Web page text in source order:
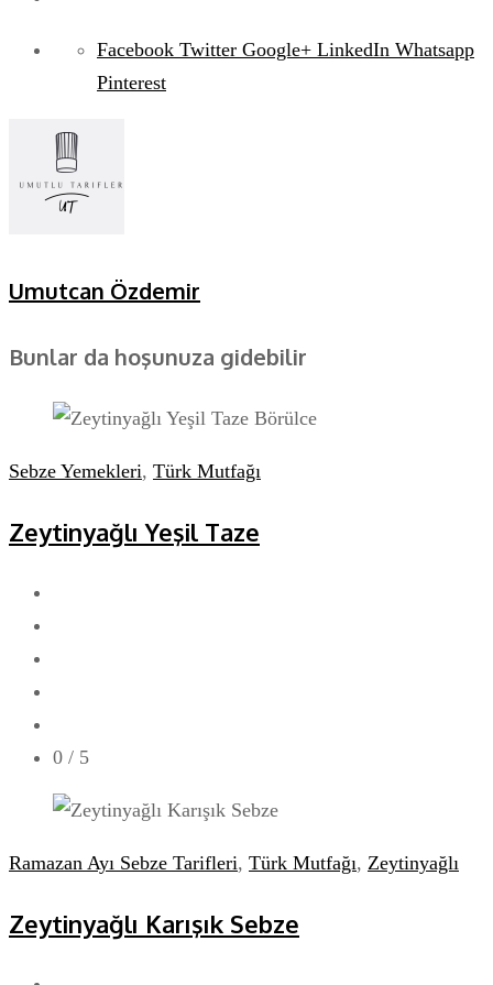
Facebook Twitter Google+ LinkedIn Whatsapp
Pinterest
Umutcan Özdemir
Bunlar da hoşunuza gidebilir
Sebze Yemekleri, Türk Mutfağı
Zeytinyağlı Yeşil Taze
0 / 5
Ramazan Ayı Sebze Tarifleri, Türk Mutfağı, Zeytinyağlı
Zeytinyağlı Karışık Sebze